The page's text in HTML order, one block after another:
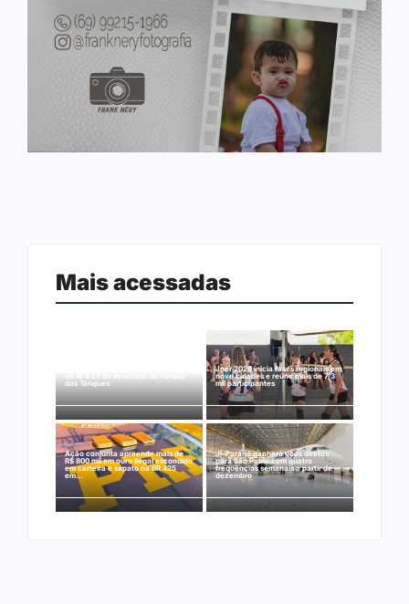
Mais acessadas
dos Tanques
Joer 2026 inicia fases regionais em
nove cidades e reúne mais de 7,3
mil participantes
Ação conjunta apreende mais de
R$ 800 mil em ouro ilegal escondido
em carteira e sapato na BR 425
em…
Ji-Paraná ganhará voos diretos
para São Paulo com quatro
frequências semanais a partir de
dezembro